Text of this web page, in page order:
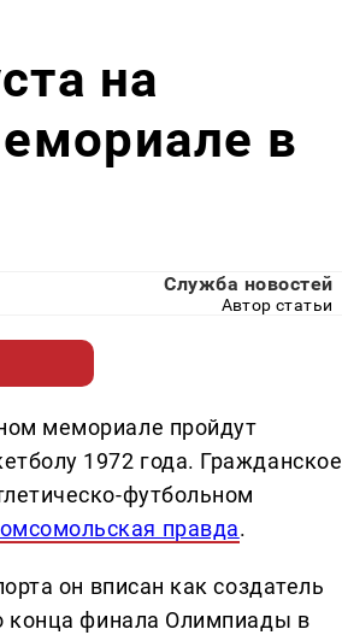
на
в
Служба новостей
Автор статьи
мемориале пройдут
1972 года. Гражданское
футбольном
правда.
он вписан как создатель
конца финала Олимпиады в